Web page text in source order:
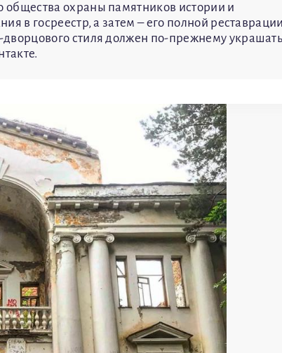
общества охраны памятников истории и
в госреестр, а затем – его полной
стиля должен по-прежнему